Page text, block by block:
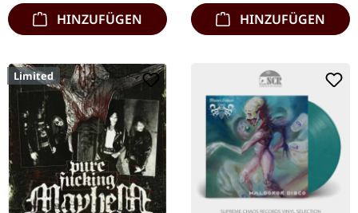
HINZUFÜGEN HINZUFÜGEN
Limited